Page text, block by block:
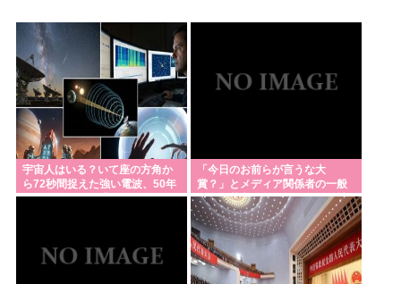
ブサイクすぎて仕事もできなくて消えたい
ヨーロッパ人ついに気づきはじめる「夏ってエアコ
ン無いと暑いわ」
パさん「中国が日本を占領するのってすごく簡単だ
と思うよ。西日本の原発にミサイルを撃ち込めばい
い」
【謎】高市早苗の「高市」と「早苗」の出処が不明
刃物持ってたら警察に殺される日本社会。
パさん「難民を追い返す。そんな国でいいのか？入
宇宙人はいる？いて座の方角か
ら72秒間捉えた強い電波、50年
間正体分からぬ「Wow！信号」
「今日のお前らが言うな大
賞？」とメディア関係者の一般
人への苦言にツッコミ殺到、被
災地の避難所でカメラ